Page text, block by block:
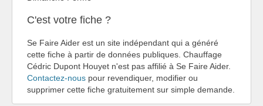
C'est votre fiche ?
Se Faire Aider est un site indépendant qui a généré
cette fiche à partir de données publiques. Chauffage
Cédric Dupont Houyet n'est pas affilié à Se Faire Aider.
Contactez-nous pour revendiquer, modifier ou
supprimer cette fiche gratuitement sur simple demande.